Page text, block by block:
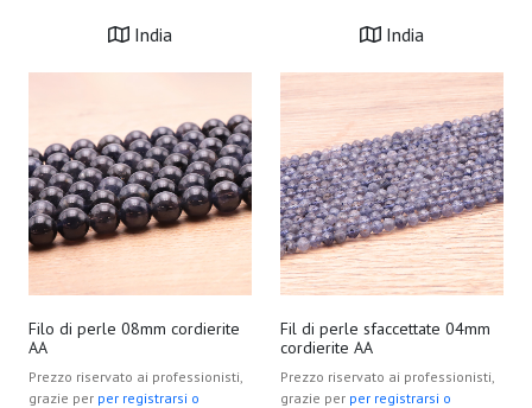
India India
Filo di perle 08mm cordierite
AA
Prezzo riservato ai professionisti,
grazie per per registrarsi o
Fil di perle sfaccettate 04mm
cordierite AA
Prezzo riservato ai professionisti,
grazie per per registrarsi o